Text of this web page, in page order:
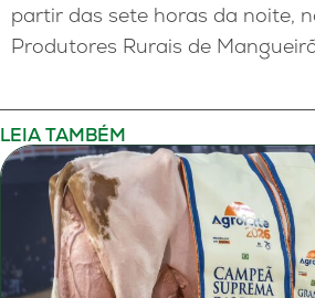
partir das sete horas da noite,
Produtores Rurais de
LEIA TAMBÉM